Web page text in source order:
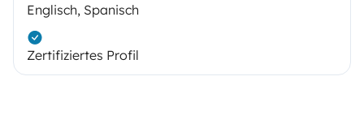
Englisch, Spanisch
Zertifiziertes Profil